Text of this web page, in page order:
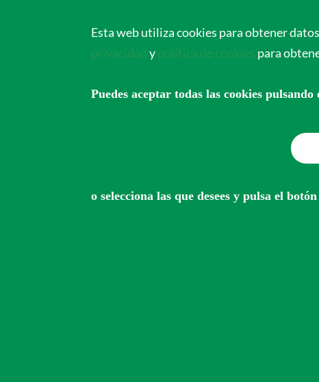
Inicio Expediciones
17 al 25 de
Esta web utiliza cookies para obtener
privacidadypolítica de cookies para
Puedes aceptar todas las cookies
o selecciona las que desees y pulsa el